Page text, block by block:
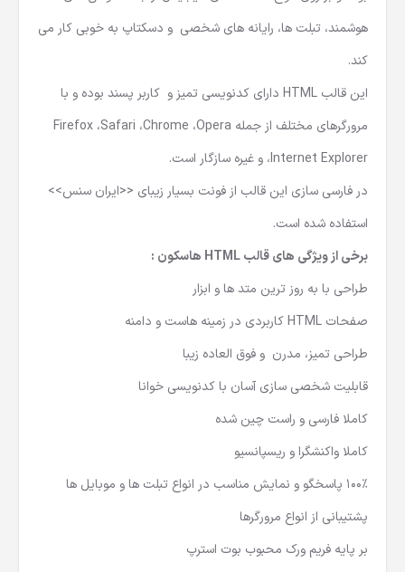
هوشمند، تبلت ها، رایانه های شخصی و دسکتاپ به خوبی کار می
کند.
این قالب HTML دارای کدنویسی تمیز و کاربر پسند بوده و با
مرورگرهای مختلف از جمله Firefox ،Safari ،Chrome ،Opera
،Internet Explorer و غیره سازگار است.
در فارسی سازی این قالب از فونت بسیار زیبای <<ایران سنس>>
استفاده شده است.
برخی از ویژگی های قالب HTML هاسکون :
طراحی با به روز ترین متد ها و ابزار
صفحات HTML کاربردی در زمینه هاست و دامنه
طراحی تمیز، مدرن و فوق العاده زیبا
قابلیت شخصی سازی آسان با کدنویسی خوانا
کاملا فارسی و راست چین شده
کاملا واکنشگرا و ریسپانسیو
100٪ پاسخگو و نمایش مناسب در انواع تبلت ها و موبایل ها
پشتیبانی از انواع مرورگرها
بر پایه فریم ورک محبوب بوت استرپ